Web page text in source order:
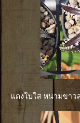
แดงใบใส หนามขาว